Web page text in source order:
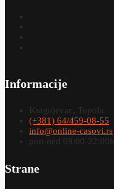
Informacije
Kragujevac, Topola
(+381) 64/459-08-55
info@online-casovi.rs
pon-ned 09:00-22:00h
Strane